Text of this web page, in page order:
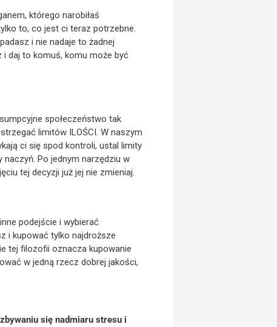
którego narobiłaś
to, co jest ci teraz potrzebne.
i nie nadaje to żadnej
daj to komuś, komu może być
społeczeństwo tak
limitów ILOŚCI. W naszym
ci się spod kontroli, ustal limity
Po jednym narzędziu w
tej decyzji już jej nie zmieniaj.
podejście i wybierać
i kupować tylko najdroższe
tej filozofii oznacza kupowanie
w jedną rzecz dobrej jakości,
się nadmiaru stresu i